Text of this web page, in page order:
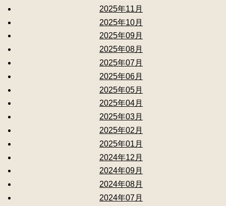
2025年11月
2025年10月
2025年09月
2025年08月
2025年07月
2025年06月
2025年05月
2025年04月
2025年03月
2025年02月
2025年01月
2024年12月
2024年09月
2024年08月
2024年07月